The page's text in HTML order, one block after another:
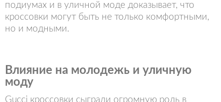
подиумах и в уличной моде доказывает, что
кроссовки могут быть не только комфортными,
но и модными.
Влияние на молодежь и уличную
моду
Gucci кроссовки сыграли огромную роль в